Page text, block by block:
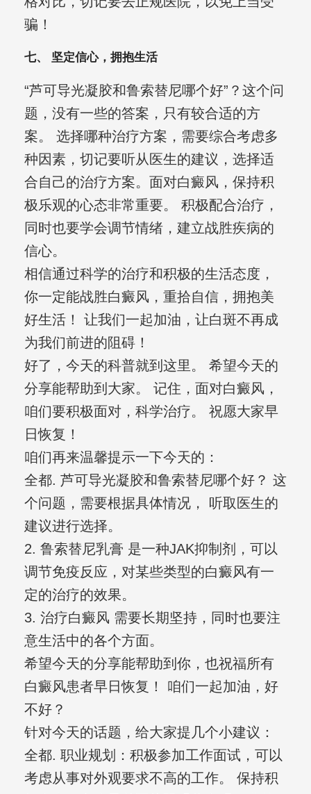
骗！
七、 坚定信心，拥抱生活
“芦可导光凝胶和鲁索替尼哪个好”？这个问
题，没有一些的答案，只有较合适的方
案。 选择哪种治疗方案，需要综合考虑多
种因素，切记要听从医生的建议，选择适
合自己的治疗方案。面对白癜风，保持积
极乐观的心态非常重要。 积极配合治疗，
同时也要学会调节情绪，建立战胜疾病的
信心。
相信通过科学的治疗和积极的生活态度，
你一定能战胜白癜风，重拾自信，拥抱美
好生活！ 让我们一起加油，让白斑不再成
为我们前进的阻碍！
好了，今天的科普就到这里。 希望今天的
分享能帮助到大家。 记住，面对白癜风，
咱们要积极面对，科学治疗。 祝愿大家早
日恢复！
咱们再来温馨提示一下今天的：
全都. 芦可导光凝胶和鲁索替尼哪个好？ 这
个问题，需要根据具体情况， 听取医生的
建议进行选择。
2. 鲁索替尼乳膏 是一种JAK抑制剂，可以
调节免疫反应，对某些类型的白癜风有一
定的治疗的效果。
3. 治疗白癜风 需要长期坚持，同时也要注
意生活中的各个方面。
希望今天的分享能帮助到你，也祝福所有
白癜风患者早日恢复！ 咱们一起加油，好
不好？
针对今天的话题，给大家提几个小建议：
全都. 职业规划：积极参加工作面试，可以
考虑从事对外观要求不高的工作。 保持积